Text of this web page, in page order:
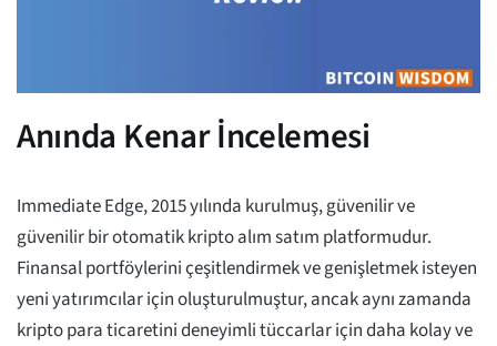
Anında Kenar İncelemesi
Immediate Edge, 2015 yılında kurulmuş, güvenilir ve
güvenilir bir otomatik kripto alım satım platformudur.
Finansal portföylerini çeşitlendirmek ve genişletmek isteyen
yeni yatırımcılar için oluşturulmuştur, ancak aynı zamanda
kripto para ticaretini deneyimli tüccarlar için daha kolay ve